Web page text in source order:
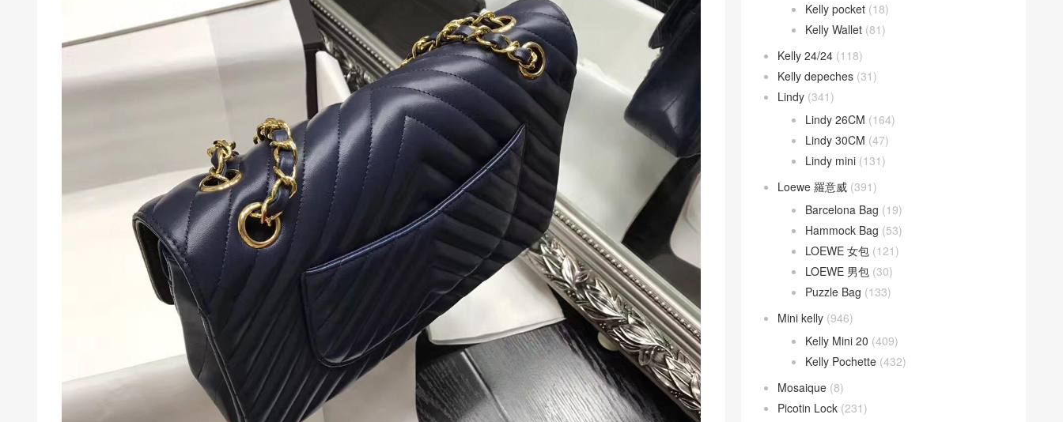
Kelly pocket (18)
Kelly Wallet (81)
Kelly 24/24 (118)
Kelly depeches (31)
Lindy (341)
Lindy 26CM (164)
Lindy 30CM (47)
Lindy mini (131)
Loewe 羅意威 (391)
Barcelona Bag (19)
Hammock Bag (53)
LOEWE 女包 (121)
LOEWE 男包 (30)
Puzzle Bag (133)
Mini kelly (946)
Kelly Mini 20 (409)
Kelly Pochette (432)
Mosaique (8)
Picotin Lock (231)